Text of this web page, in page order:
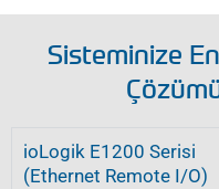
Sisteminize
ioLogik E1200 Serisi
(Ethernet Remote I/O)